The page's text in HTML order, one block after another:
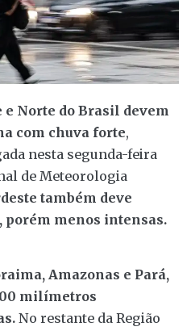
e Norte do Brasil devem
com chuva forte,
nesta segunda-feira
de Meteorologia
também deve
menos intensas.
Amazonas e Pará,
milímetros
No restante da Região